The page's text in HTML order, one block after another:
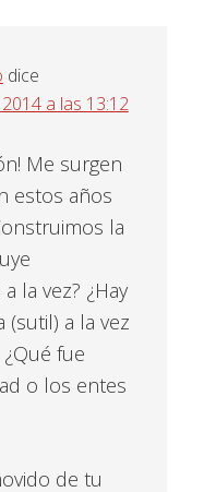
dice
a las 13:12
Me surgen
estos años
la
la vez? ¿Hay
(sutil) a la vez
fue
o los entes
de tu